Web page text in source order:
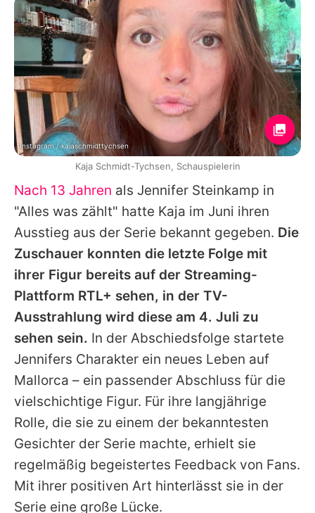
Nach 13 Jahren als Jennifer Steinkamp in
"Alles was zählt" hatte Kaja im Juni ihren
Ausstieg aus der Serie bekannt gegeben. Die
Zuschauer konnten die letzte Folge mit
ihrer Figur bereits auf der Streaming-
Plattform RTL+ sehen, in der TV-
Ausstrahlung wird diese am 4. Juli zu
sehen sein. In der Abschiedsfolge startete
Jennifers Charakter ein neues Leben auf
Mallorca – ein passender Abschluss für die
vielschichtige Figur. Für ihre langjährige
Rolle, die sie zu einem der bekanntesten
Gesichter der Serie machte, erhielt sie
regelmäßig begeistertes Feedback von Fans.
Mit ihrer positiven Art hinterlässt sie in der
Serie eine große Lücke.
Instagram / kajaschmidttychsen
Kaja Schmidt-Tychsen, Schauspielerin